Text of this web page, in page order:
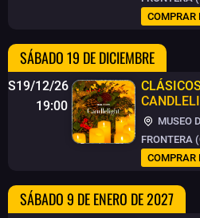
COMPRAR
SÁBADO 19 DE DICIEMBRE
S19/12/26
19:00
MUSEO
FRONTERA
COMPRAR
SÁBADO 9 DE ENERO DE 2027